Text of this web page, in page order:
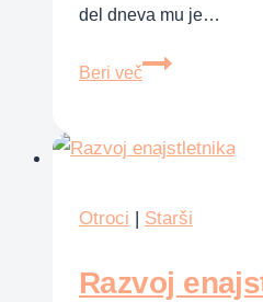
del dneva mu je…
Beri več
Povežimo
otrokom
zabaven
–
Otroci | Starši
Razvoj